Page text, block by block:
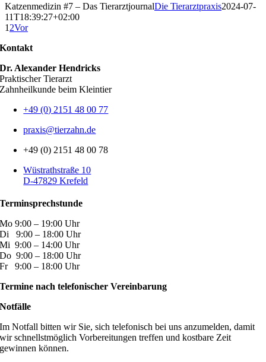
Katzenmedizin #7 – Das TierarztjournalDie Tierarztpraxis2024-07-
11T18:39:27+02:00
1 2Vor
Kontakt
Dr. Alexander Hendricks
Praktischer Tierarzt
Zahnheilkunde beim Kleintier
+49 (0) 2151 48 00 77
praxis@tierzahn.de
+49 (0) 2151 48 00 78
Wüstrathstraße 10
D-47829 Krefeld
Terminsprechstunde
Mo 9:00 – 19:00 Uhr
Di 9:00 – 18:00 Uhr
Mi 9:00 – 14:00 Uhr
Do 9:00 – 18:00 Uhr
Fr 9:00 – 18:00 Uhr
Termine nach telefonischer Vereinbarung
Notfälle
Im Notfall bitten wir Sie, sich telefonisch bei uns anzumelden, damit
wir schnellstmöglich Vorbereitungen treffen und kostbare Zeit
gewinnen können.